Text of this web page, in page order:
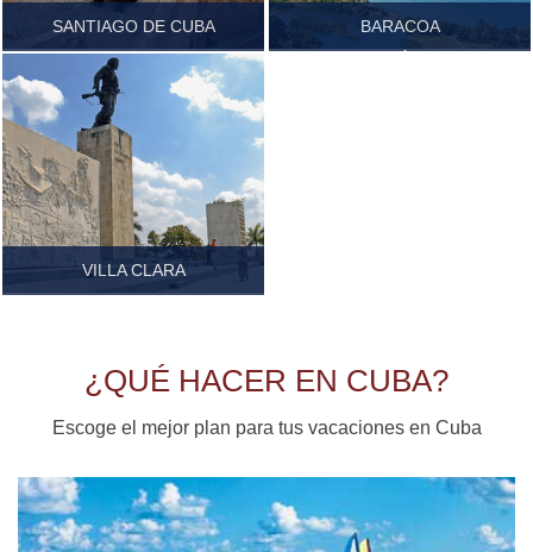
SANTIAGO DE CUBA
Ver más...
BARACOA
VILLA CLARA
¿QUÉ HACER EN CUBA?
Escoge el mejor plan para tus vacaciones en Cuba